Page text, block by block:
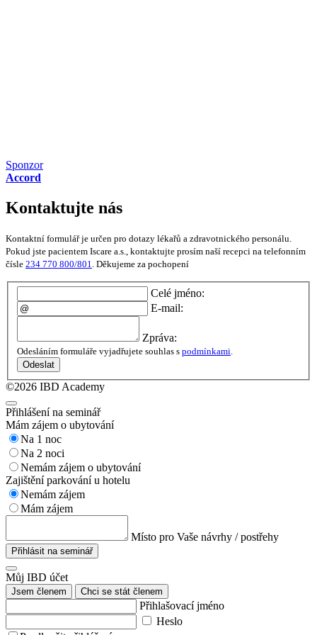
Sponzor
Accord
Kontaktujte nás
Kontaktní formulář je určen pro dotazy lékařů a zdravotnického personálu.
Pokud jste pacientem Iscare a.s., kontaktujte prosím naší recepci na telefonním
čísle 234 770 800/801 . Děkujeme za pochopení
Celé jméno:
E-mail:
Zpráva:
Odesláním formuláře vyjadřujete souhlas s podmínkami.
Odeslat
©2026 IBD Academy
Přihlášení na seminář
Mám zájem o ubytování
Na 1 noc
Na 2 noci
Nemám zájem o ubytování
Zajištění parkování u hotelu
Nemám zájem
Mám zájem
Místo pro Vaše návrhy / postřehy
Přihlásit na seminář
Můj IBD účet
Jsem členem Chci se stát členem
Přihlašovací jméno
Heslo